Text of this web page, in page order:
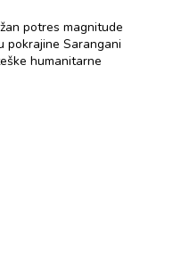
potres magnitude
pokrajine Sarangani
humanitarne